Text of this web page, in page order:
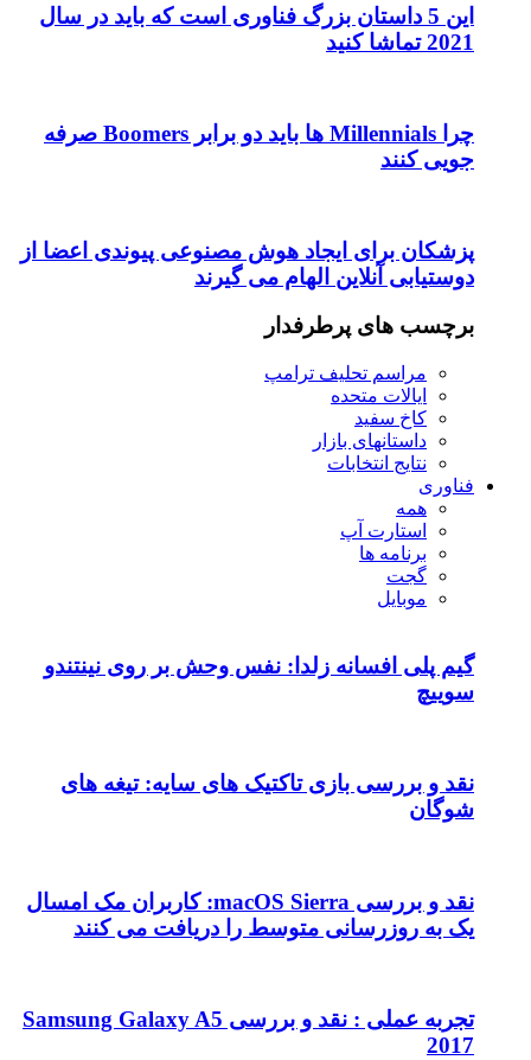
این 5 داستان بزرگ فناوری است که باید در سال
2021 تماشا کنید
چرا Millennials ها باید دو برابر Boomers صرفه
جویی کنند
پزشکان برای ایجاد هوش مصنوعی پیوندی اعضا از
دوستیابی آنلاین الهام می گیرند
برچسب های پرطرفدار
مراسم تحلیف ترامپ
ایالات متحده
کاخ سفید
داستانهای بازار
نتایج انتخابات
فناوری
همه
استارت آپ
برنامه ها
گجت
موبایل
گیم پلی افسانه زلدا: نفس وحش بر روی نینتندو
سوییچ
نقد و بررسی بازی تاکتیک های سایه: تیغه های
شوگان
نقد و بررسی macOS Sierra: کاربران مک امسال
یک به روزرسانی متوسط را دریافت می کنند
تجربه عملی : نقد و بررسی Samsung Galaxy A5
2017